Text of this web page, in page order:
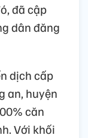
đã cập
dân đăng
dịch cấp
an, huyện
căn
Với khối